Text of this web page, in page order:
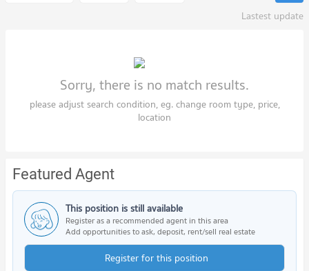
Lastest update
Sorry, there is no match results.
please adjust search condition, eg. change room type, price,
location
Featured Agent
This position is still available
Register as a recommended agent in this area
Add opportunities to ask, deposit, rent/sell real estate
Register for this position